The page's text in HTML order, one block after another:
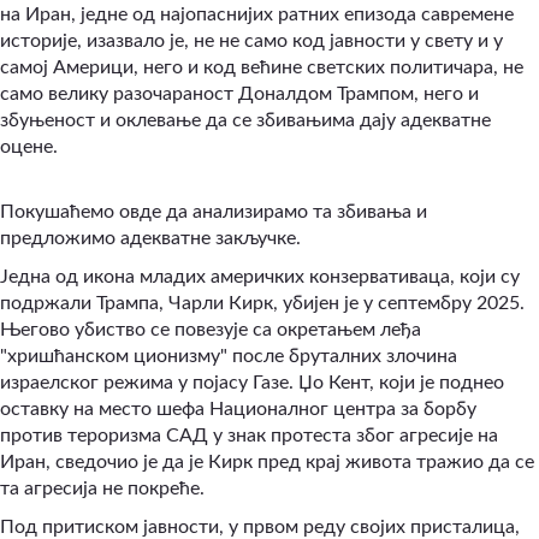
на Иран, једне од најопаснијих ратних епизода савремене
историје, изазвало је, не не само код јавности у свету и у
самој Америци, него и код већине светских политичара, не
само велику разочараност Доналдом Трампом, него и
збуњеност и оклевање да се збивањима дају адекватне
оцене.
Покушаћемо овде да анализирамо та збивања и
предложимо адекватне закључке.
Једна од икона младих америчких конзервативаца, који су
подржали Трампа, Чарли Кирк, убијен је у септембру 2025.
Његово убиство се повезује са окретањем леђа
"хришћанском ционизму" после бруталних злочина
израелског режима у појасу Газе. Џо Кент, који је поднео
оставку на место шефа Националног центра за борбу
против тероризма САД у знак протеста због агресије на
Иран, сведочио је да је Кирк пред крај живота тражио да се
та агресија не покреће.
Под притиском јавности, у првом реду својих присталица,